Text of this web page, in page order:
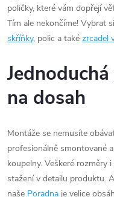
poličky, které vám dopřejí
Tím ale nekončíme! Vybrat
skříňky, polic a také zrcadel
na dosah
Montáže se nemusíte
profesionálně smontované
koupelny. Veškeré rozměry
stažení v detailu produktu.
naše Poradna je velice